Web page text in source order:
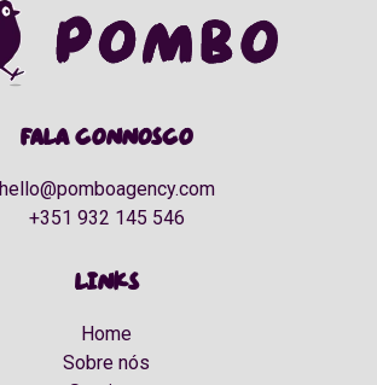
Fala connosco
hello@pomboagency.com
+351 932 145 546
Links
Home
Sobre nós